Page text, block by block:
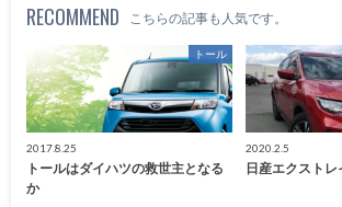
RECOMMEND こちらの記事も人気です。
トール
2017.8.25
トールはダイハツの救世主となる
か
2020.2.5
日産エクスト